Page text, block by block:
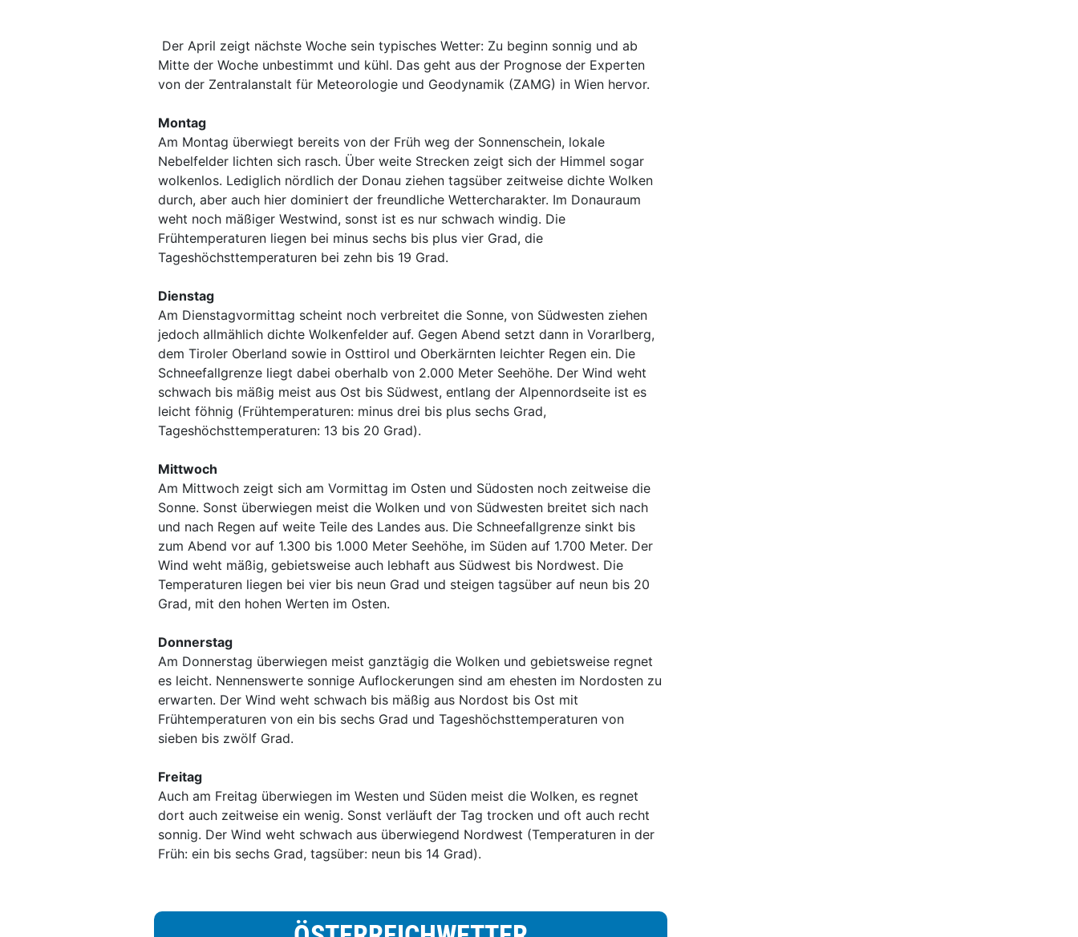
Der April zeigt nächste Woche sein typisches Wetter: Zu beginn sonnig und ab
Mitte der Woche unbestimmt und kühl. Das geht aus der Prognose der Experten
von der Zentralanstalt für Meteorologie und Geodynamik (ZAMG) in Wien hervor.
Montag
Am Montag überwiegt bereits von der Früh weg der Sonnenschein, lokale
Nebelfelder lichten sich rasch. Über weite Strecken zeigt sich der Himmel sogar
wolkenlos. Lediglich nördlich der Donau ziehen tagsüber zeitweise dichte Wolken
durch, aber auch hier dominiert der freundliche Wettercharakter. Im Donauraum
weht noch mäßiger Westwind, sonst ist es nur schwach windig. Die
Frühtemperaturen liegen bei minus sechs bis plus vier Grad, die
Tageshöchsttemperaturen bei zehn bis 19 Grad.
Dienstag
Am Dienstagvormittag scheint noch verbreitet die Sonne, von Südwesten ziehen
jedoch allmählich dichte Wolkenfelder auf. Gegen Abend setzt dann in Vorarlberg,
dem Tiroler Oberland sowie in Osttirol und Oberkärnten leichter Regen ein. Die
Schneefallgrenze liegt dabei oberhalb von 2.000 Meter Seehöhe. Der Wind weht
schwach bis mäßig meist aus Ost bis Südwest, entlang der Alpennordseite ist es
leicht föhnig (Frühtemperaturen: minus drei bis plus sechs Grad,
Tageshöchsttemperaturen: 13 bis 20 Grad).
Mittwoch
Am Mittwoch zeigt sich am Vormittag im Osten und Südosten noch zeitweise die
Sonne. Sonst überwiegen meist die Wolken und von Südwesten breitet sich nach
und nach Regen auf weite Teile des Landes aus. Die Schneefallgrenze sinkt bis
zum Abend vor auf 1.300 bis 1.000 Meter Seehöhe, im Süden auf 1.700 Meter. Der
Wind weht mäßig, gebietsweise auch lebhaft aus Südwest bis Nordwest. Die
Temperaturen liegen bei vier bis neun Grad und steigen tagsüber auf neun bis 20
Grad, mit den hohen Werten im Osten.
Donnerstag
Am Donnerstag überwiegen meist ganztägig die Wolken und gebietsweise regnet
es leicht. Nennenswerte sonnige Auflockerungen sind am ehesten im Nordosten zu
erwarten. Der Wind weht schwach bis mäßig aus Nordost bis Ost mit
Frühtemperaturen von ein bis sechs Grad und Tageshöchsttemperaturen von
sieben bis zwölf Grad.
Freitag
Auch am Freitag überwiegen im Westen und Süden meist die Wolken, es regnet
dort auch zeitweise ein wenig. Sonst verläuft der Tag trocken und oft auch recht
sonnig. Der Wind weht schwach aus überwiegend Nordwest (Temperaturen in der
Früh: ein bis sechs Grad, tagsüber: neun bis 14 Grad).